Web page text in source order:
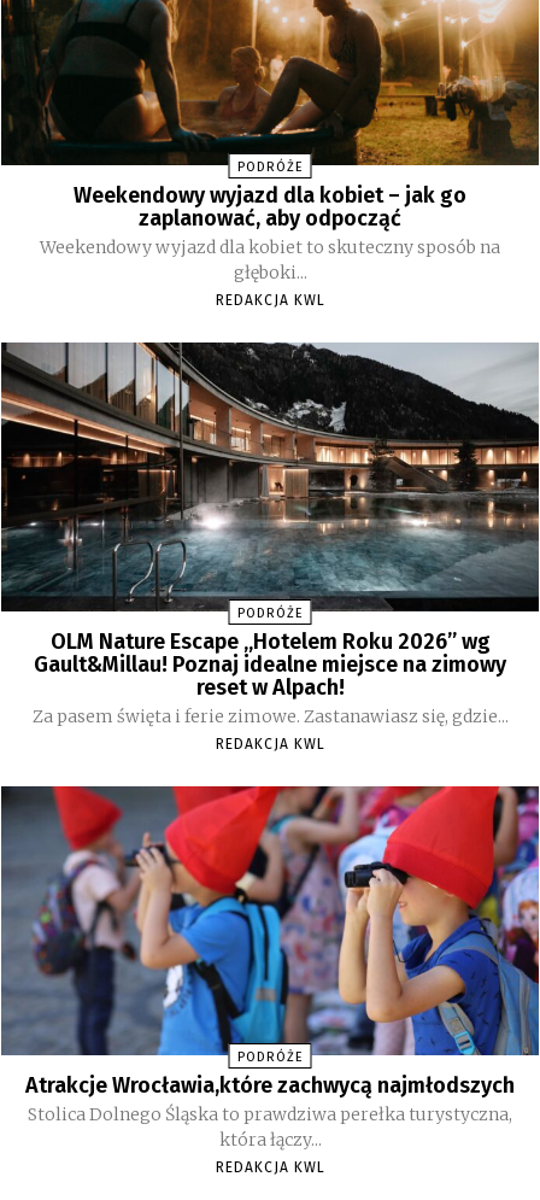
PODRÓŻE
Weekendowy wyjazd dla kobiet – jak go
zaplanować, aby odpocząć
Weekendowy wyjazd dla kobiet to skuteczny sposób na
głęboki...
REDAKCJA KWL
PODRÓŻE
OLM Nature Escape „Hotelem Roku 2026” wg
Gault&Millau! Poznaj idealne miejsce na zimowy
reset w Alpach!
Za pasem święta i ferie zimowe. Zastanawiasz się, gdzie...
REDAKCJA KWL
PODRÓŻE
Atrakcje Wrocławia,które zachwycą najmłodszych
Stolica Dolnego Śląska to prawdziwa perełka turystyczna,
która łączy...
REDAKCJA KWL